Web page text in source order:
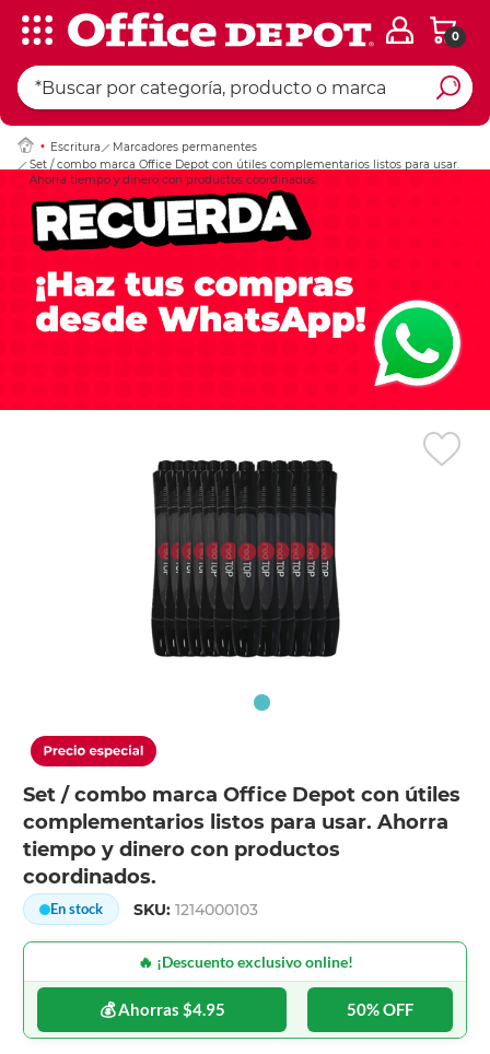
0
Escritura
Marcadores permanentes
Set / combo marca Office Depot con útiles complementarios listos para usar.
Ahorra tiempo y dinero con productos coordinados.
Set / combo marca Office Depot con útiles
complementarios listos para usar. Ahorra
tiempo y dinero con productos
coordinados.
En stock SKU:1214000103
🔥 ¡Descuento exclusivo online!
💰 Ahorras $4.95 50% OFF
Ingresar Codigo